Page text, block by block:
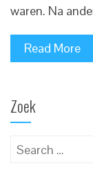
waren. Na
Read More
Zoek
Search